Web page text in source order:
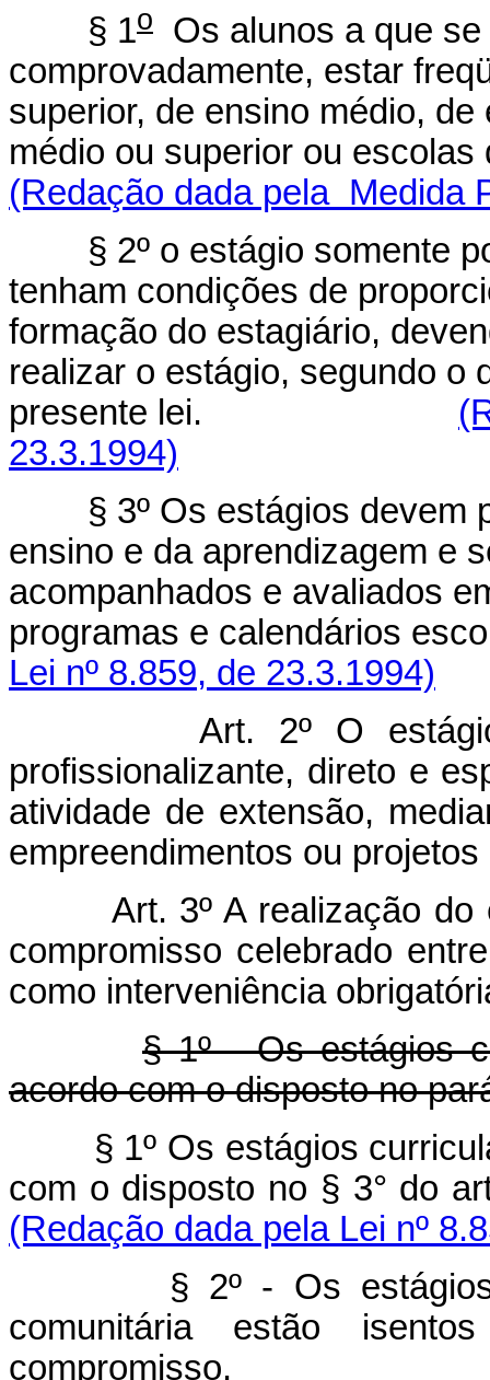
§ 1o
Os alunos a que
comprovadamente, estar
superior, de ensino médio,
médio ou superior ou
(Redação dada pela Medida
§ 2º o estágio somente
tenham condições de
formação do estagiário,
realizar o estágio, segundo o
presente lei.
23.3.1994)
§ 3º Os estágios devem
ensino e da aprendizagem e
acompanhados e avaliados
programas e
Lei nº 8.859, de 23.3.1994)
Art. 2º O estágio,
profissionalizante, direto e
atividade de extensão,
empreendimentos ou
Art. 3º A realização do
compromisso celebrado
como interveniência
§ 1º - Os estágios
acordo com o disposto no
§ 1º Os estágios
com o disposto no
(Redação dada pela Lei nº
§ 2º - Os estágios
comunitária estão
compromisso.